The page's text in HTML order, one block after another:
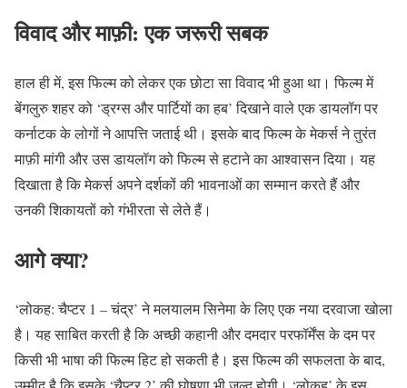
विवाद और माफ़ी: एक जरूरी सबक
हाल ही में, इस फिल्म को लेकर एक छोटा सा विवाद भी हुआ था। फिल्म में
बेंगलुरु शहर को ‘ड्रग्स और पार्टियों का हब’ दिखाने वाले एक डायलॉग पर
कर्नाटक के लोगों ने आपत्ति जताई थी। इसके बाद फिल्म के मेकर्स ने तुरंत
माफ़ी मांगी और उस डायलॉग को फिल्म से हटाने का आश्वासन दिया। यह
दिखाता है कि मेकर्स अपने दर्शकों की भावनाओं का सम्मान करते हैं और
उनकी शिकायतों को गंभीरता से लेते हैं।
आगे क्या?
‘लोकह: चैप्टर 1 – चंद्र’ ने मलयालम सिनेमा के लिए एक नया दरवाजा खोला
है। यह साबित करती है कि अच्छी कहानी और दमदार परफॉर्मेंस के दम पर
किसी भी भाषा की फिल्म हिट हो सकती है। इस फिल्म की सफलता के बाद,